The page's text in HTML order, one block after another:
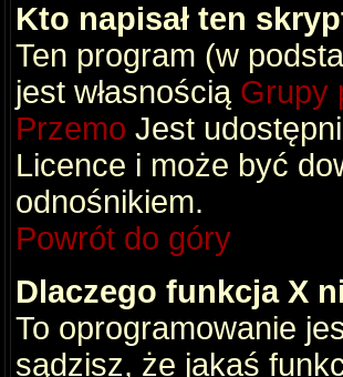
Kto napisał ten
Ten program (w
jest własnością Grupy
Przemo Jest
Licence i może być
odnośnikiem.
Powrót do góry
Dlaczego funkcja X
To oprogramowanie
sądzisz, że jakaś